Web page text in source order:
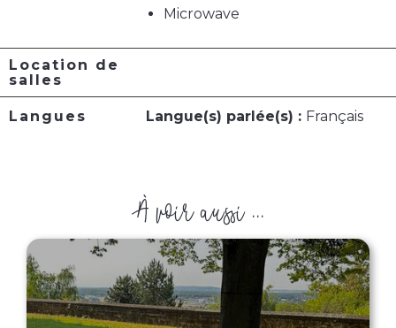
Microwave
Location de
salles
Langues Langue(s) parlée(s) : Français
À voir aussi ...